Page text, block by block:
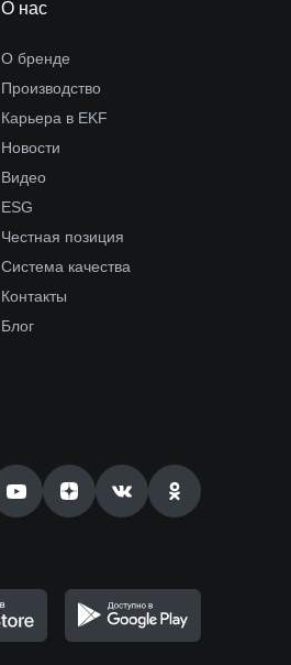
О нас
О бренде
Производство
Карьера в EKF
Новости
Видео
ESG
Честная позиция
Система качества
Контакты
Блог